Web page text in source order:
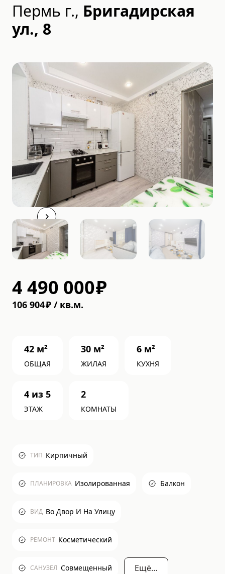
Пермь г., Бригадирская
ул., 8
4 490 000₽
106 904₽ / кв.м.
42 м²
ОБЩАЯ
30 м²
ЖИЛАЯ
6 м²
КУХНЯ
4 из 5
ЭТАЖ
2
КОМНАТЫ
ТИП Кирпичный
ПЛАНИРОВКА Изолированная Балкон
ВИД Во Двор И На Улицу
РЕМОНТ Косметический
САНУЗЕЛ Совмещенный Ещё…